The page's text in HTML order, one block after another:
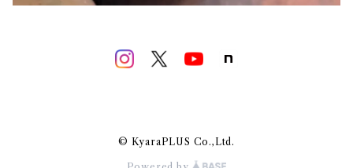
© KyaraPLUS Co.,Ltd.